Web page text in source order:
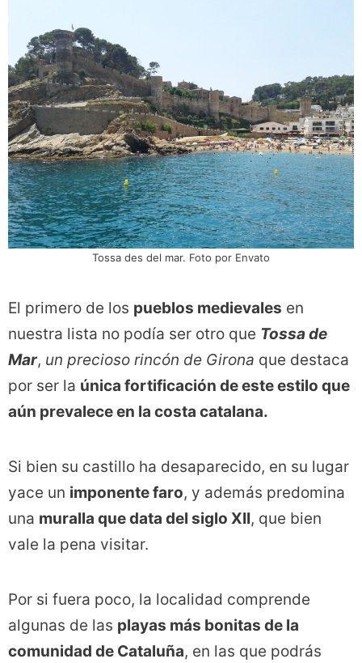
Tossa des del mar. Foto por Envato
El primero de los pueblos medievales en
nuestra lista no podía ser otro que Tossa de
Mar, un precioso rincón de Girona que destaca
por ser la única fortificación de este estilo que
aún prevalece en la costa catalana.
Si bien su castillo ha desaparecido, en su lugar
yace un imponente faro, y además predomina
una muralla que data del siglo XII, que bien
vale la pena visitar.
Por si fuera poco, la localidad comprende
algunas de las playas más bonitas de la
comunidad de Cataluña, en las que podrás